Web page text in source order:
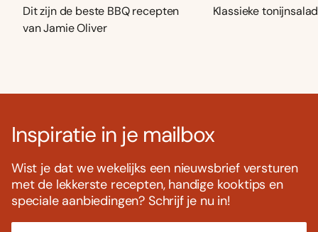
Dit zijn de beste BBQ recepten
van Jamie Oliver
Klassieke
Inspiratie in je mailbox
Wist je dat we wekelijks een nieuwsbrief versturen
met de lekkerste recepten, handige kooktips en
speciale aanbiedingen? Schrijf je nu in!